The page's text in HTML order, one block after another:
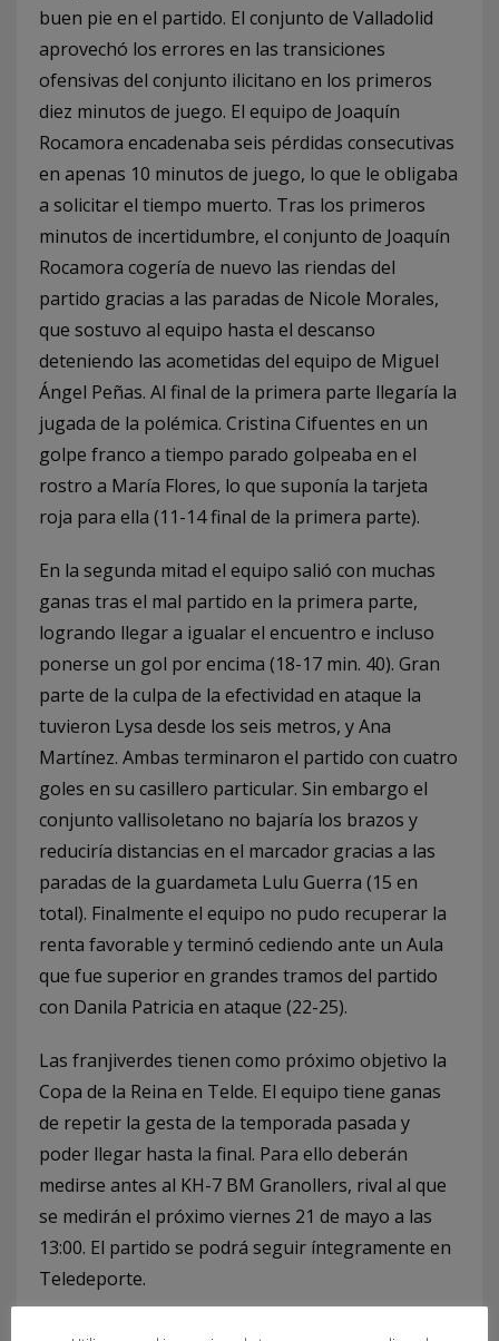
buen pie en el partido. El conjunto de Valladolid
aprovechó los errores en las transiciones
ofensivas del conjunto ilicitano en los primeros
diez minutos de juego. El equipo de Joaquín
Rocamora encadenaba seis pérdidas consecutivas
en apenas 10 minutos de juego, lo que le obligaba
a solicitar el tiempo muerto. Tras los primeros
minutos de incertidumbre, el conjunto de Joaquín
Rocamora cogería de nuevo las riendas del
partido gracias a las paradas de Nicole Morales,
que sostuvo al equipo hasta el descanso
deteniendo las acometidas del equipo de Miguel
Ángel Peñas. Al final de la primera parte llegaría la
jugada de la polémica. Cristina Cifuentes en un
golpe franco a tiempo parado golpeaba en el
rostro a María Flores, lo que suponía la tarjeta
roja para ella (11-14 final de la primera parte).
En la segunda mitad el equipo salió con muchas
ganas tras el mal partido en la primera parte,
logrando llegar a igualar el encuentro e incluso
ponerse un gol por encima (18-17 min. 40). Gran
parte de la culpa de la efectividad en ataque la
tuvieron Lysa desde los seis metros, y Ana
Martínez. Ambas terminaron el partido con cuatro
goles en su casillero particular. Sin embargo el
conjunto vallisoletano no bajaría los brazos y
reduciría distancias en el marcador gracias a las
paradas de la guardameta Lulu Guerra (15 en
total). Finalmente el equipo no pudo recuperar la
renta favorable y terminó cediendo ante un Aula
que fue superior en grandes tramos del partido
con Danila Patricia en ataque (22-25).
Las franjiverdes tienen como próximo objetivo la
Copa de la Reina en Telde. El equipo tiene ganas
de repetir la gesta de la temporada pasada y
poder llegar hasta la final. Para ello deberán
medirse antes al KH-7 BM Granollers, rival al que
se medirán el próximo viernes 21 de mayo a las
13:00. El partido se podrá seguir íntegramente en
Teledeporte.
Ficha técnica